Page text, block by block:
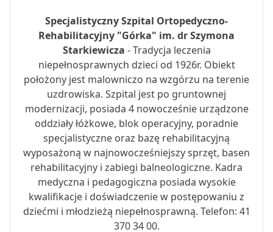
Specjalistyczny Szpital Ortopedyczno-
Rehabilitacyjny "Górka" im. dr Szymona
Starkiewicza - Tradycja leczenia
niepełnosprawnych dzieci od 1926r. Obiekt
położony jest malowniczo na wzgórzu na terenie
uzdrowiska. Szpital jest po gruntownej
modernizacji, posiada 4 nowocześnie urządzone
oddziały łóżkowe, blok operacyjny, poradnie
specjalistyczne oraz bazę rehabilitacyjną
wyposażoną w najnowocześniejszy sprzęt, basen
rehabilitacyjny i zabiegi balneologiczne. Kadra
medyczna i pedagogiczna posiada wysokie
kwalifikacje i doświadczenie w postępowaniu z
dziećmi i młodzieżą niepełnosprawną. Telefon: 41
370 34 00.